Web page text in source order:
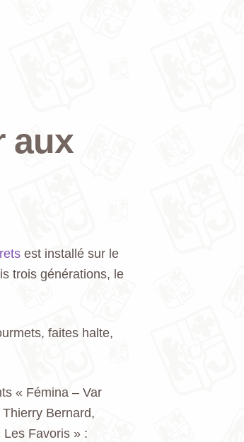
aux
est installé sur le
trois générations, le
faites halte,
« Fémina – Var
Bernard,
Les Favoris » :